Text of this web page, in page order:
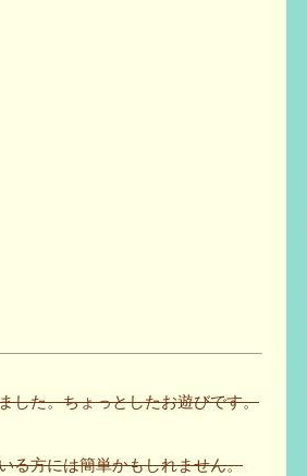
した。ちょっとしたお遊びです。
る方には簡単かもしれません。